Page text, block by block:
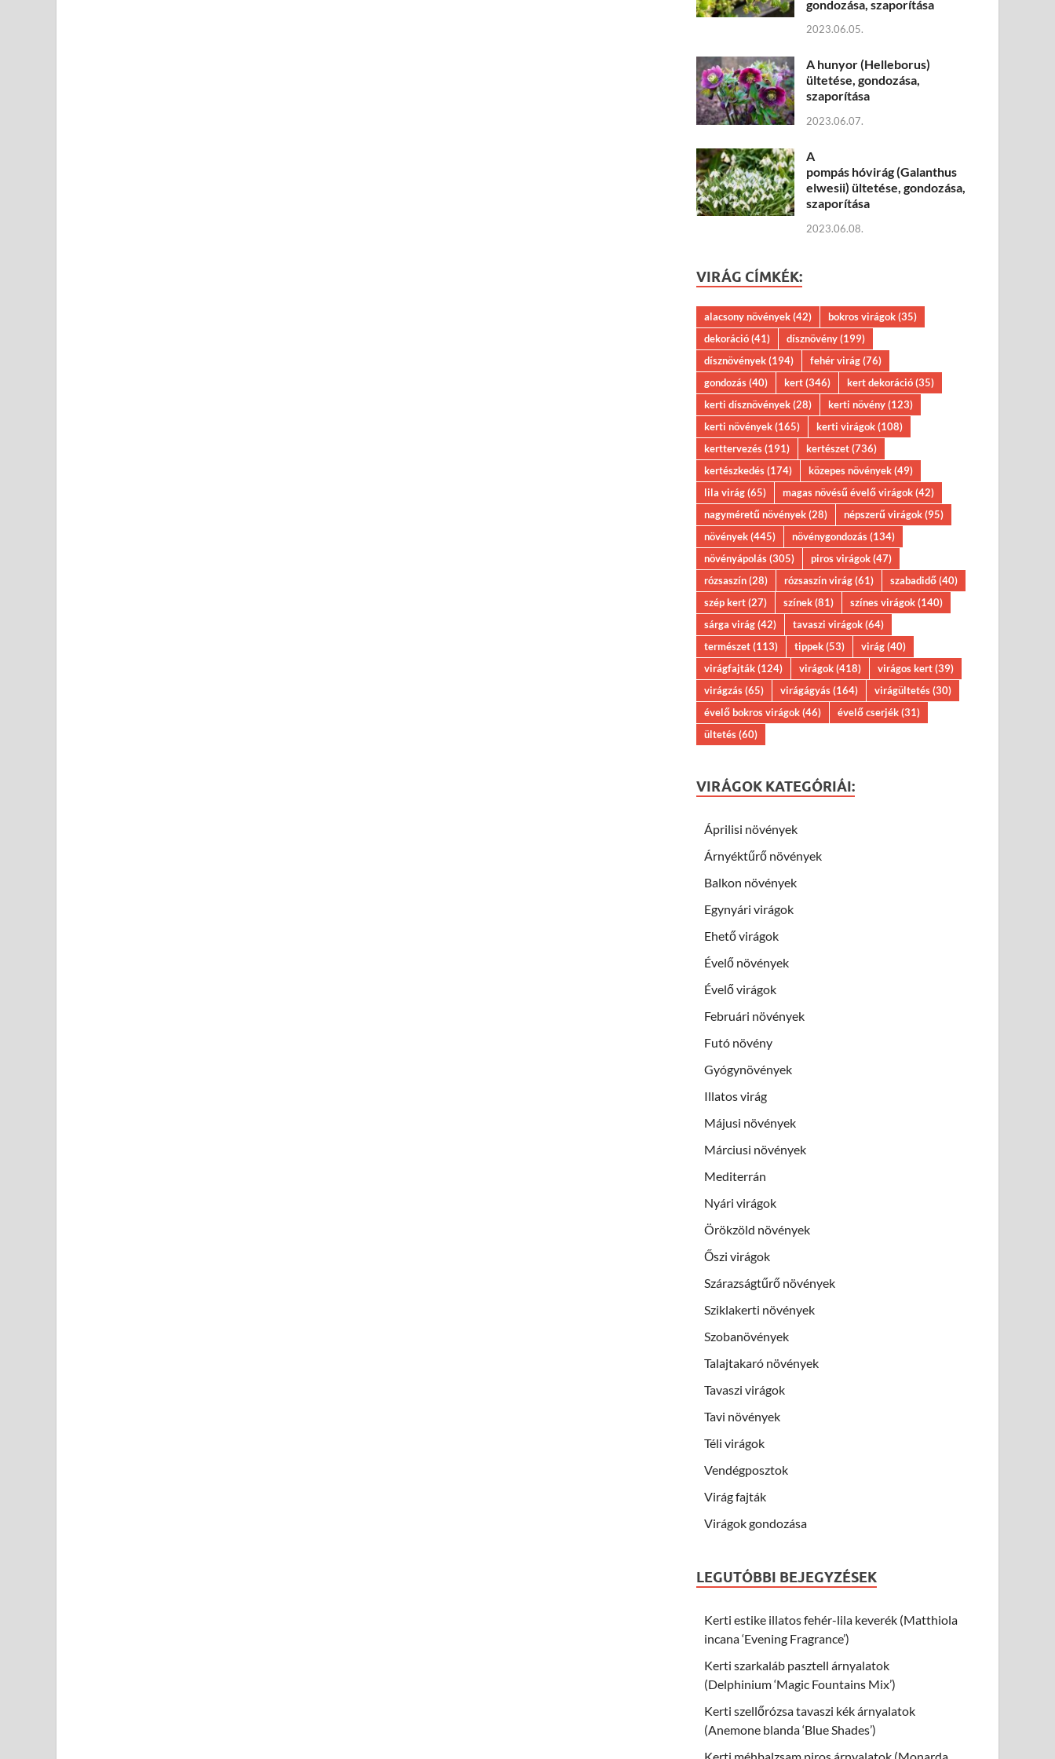
gondozása, szaporítása
2023.06.05.
A hunyor (Helleborus)
ültetése, gondozása,
szaporítása
2023.06.07.
A
pompás hóvirág (Galanthus
elwesii) ültetése, gondozása,
szaporítása
2023.06.08.
VIRÁG CÍMKÉK:
alacsony növények(42) bokros virágok(35)
dekoráció(41) dísznövény(199)
dísznövények(194) fehér virág(76)
gondozás(40) kert(346) kert dekoráció(35)
kerti dísznövények(28) kerti növény(123)
kerti növények(165) kerti virágok(108)
kerttervezés(191) kertészet(736)
kertészkedés(174) közepes növények(49)
lila virág(65) magas növésű évelő virágok(42)
nagyméretű növények(28) népszerű virágok(95)
növények(445) növénygondozás(134)
növényápolás(305) piros virágok(47)
rózsaszín(28) rózsaszín virág(61) szabadidő(40)
szép kert(27) színek(81) színes virágok(140)
sárga virág(42) tavaszi virágok(64)
természet(113) tippek(53) virág(40)
virágfajták(124) virágok(418) virágos kert(39)
virágzás(65) virágágyás(164) virágültetés(30)
évelő bokros virágok(46) évelő cserjék(31)
ültetés(60)
VIRÁGOK KATEGÓRIÁI:
Áprilisi növények
Árnyéktűrő növények
Balkon növények
Egynyári virágok
Ehető virágok
Évelő növények
Évelő virágok
Februári növények
Futó növény
Gyógynövények
Illatos virág
Májusi növények
Márciusi növények
Mediterrán
Nyári virágok
Örökzöld növények
Őszi virágok
Szárazságtűrő növények
Sziklakerti növények
Szobanövények
Talajtakaró növények
Tavaszi virágok
Tavi növények
Téli virágok
Vendégposztok
Virág fajták
Virágok gondozása
LEGUTÓBBI BEJEGYZÉSEK
Kerti estike illatos fehér-lila keverék (Matthiola
incana ‘Evening Fragrance’)
Kerti szarkaláb pasztell árnyalatok
(Delphinium ‘Magic Fountains Mix’)
Kerti szellőrózsa tavaszi kék árnyalatok
(Anemone blanda ‘Blue Shades’)